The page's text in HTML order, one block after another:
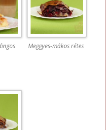
Meggyes-mákos rétes